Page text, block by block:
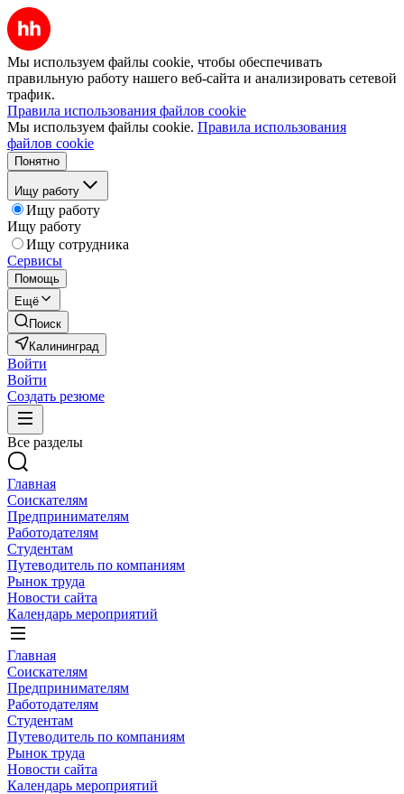
Мы используем файлы cookie, чтобы обеспечивать
правильную работу нашего веб-сайта и анализировать сетевой
трафик.
Правила использования файлов cookie
Мы используем файлы cookie. Правила использования
файлов cookie
Понятно
Ищу работу
Ищу работу
Ищу работу
Ищу сотрудника
Сервисы
Помощь
Ещё
Поиск
Калининград
Войти
Войти
Создать резюме
Все разделы
Главная
Соискателям
Предпринимателям
Работодателям
Студентам
Путеводитель по компаниям
Рынок труда
Новости сайта
Календарь мероприятий
Главная
Соискателям
Предпринимателям
Работодателям
Студентам
Путеводитель по компаниям
Рынок труда
Новости сайта
Календарь мероприятий